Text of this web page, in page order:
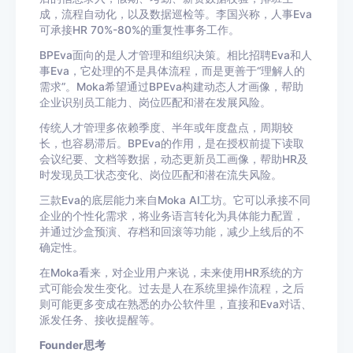
成，流程自动化，以及数据巡检等。李国兴称，人事Eva
可承接HR 70%-80%的重复性事务工作。
BPEva面向的是人才管理和组织决策。相比招聘Eva和人
事Eva，它处理的不是具体流程，而是更善于“理解人的
需求”。Moka希望通过BPEva构建动态人才画像，帮助
企业识别员工能力、岗位匹配和潜在发展风险。
传统人才管理多依赖季度、半年或年度盘点，周期较
长，也容易滞后。BPEva的作用，是在授权前提下读取
会议纪要、文档等数据，动态更新员工画像，帮助HR及
时发现员工状态变化、岗位匹配和潜在流失风险。
三款Eva的底层能力来自Moka AI工坊。它可以承接不同
企业的个性化需求，将业务语言转化为具体能力配置，
并通过沙盒预演、存档和回滚等功能，减少上线后的不
确定性。
在Moka看来，对企业用户来说，未来使用HR系统的方
式可能会发生变化。过去是人在系统里操作流程，之后
则可能更多变成在熟悉的办公软件里，直接和Eva对话、
派发任务、接收提醒等。
Founder思考